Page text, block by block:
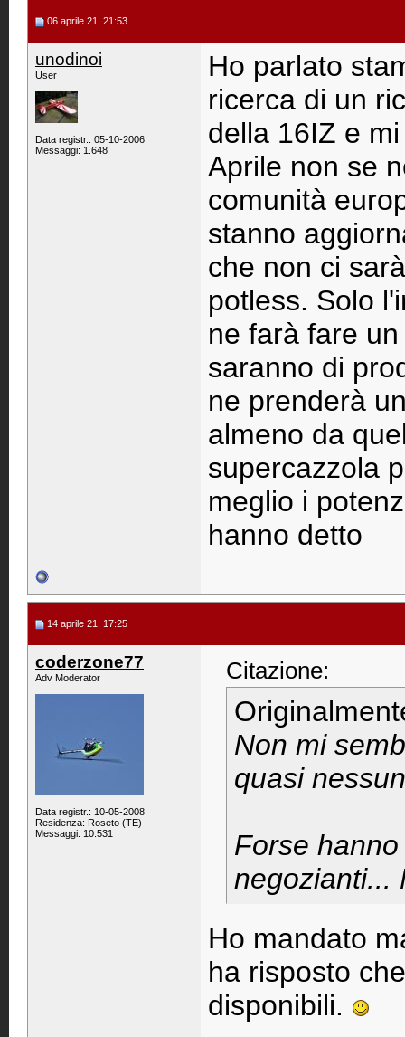
06 aprile 21, 21:53
unodinoi
User
Data registr.: 05-10-2006
Messaggi: 1.648
Ho parlato
ricerca di un
della 16IZ e
Aprile non se
comunità
stanno
che non ci
potless. Solo
ne farà fare
saranno di
ne prenderà
almeno da
supercazzola
meglio i
hanno detto
14 aprile 21, 17:25
coderzone77
Adv Moderator
Data registr.: 10-05-2008
Residenza: Roseto (TE)
Messaggi: 10.531
Citazione:
Non mi
quasi
Forse
negozianti...
Ho mandato
ha risposto
disponibili.